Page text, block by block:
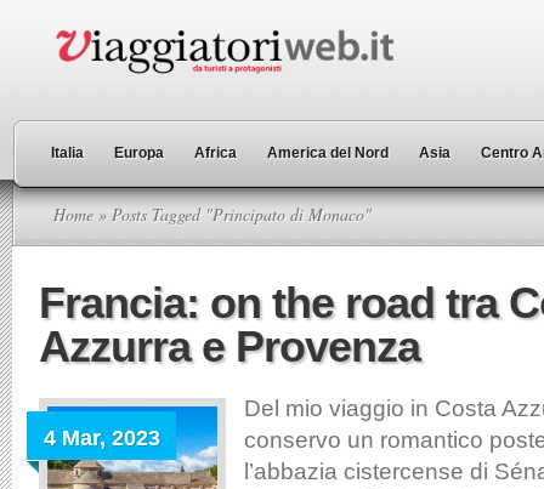
Italia Europa Africa America del Nord Asia Centro
Home » Posts Tagged "Principato di Monaco"
Francia: on the road tra
Azzurra e Provenza
4 Mar, 2023
Del mio viaggio in Costa
conservo un romantico
l’abbazia cistercense di